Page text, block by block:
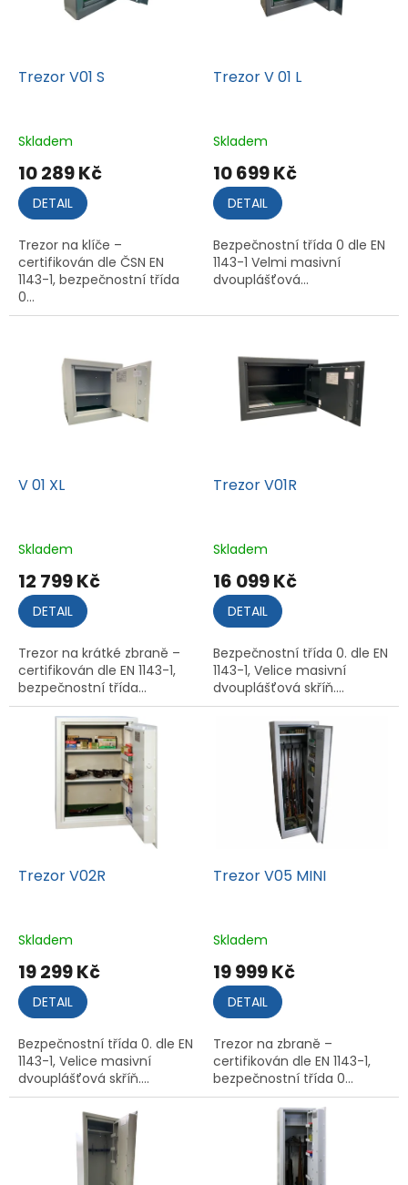
dTrezor V01 S
Skladem
10 289 Kč
DETAIL
Trezor na klíče –
certifikován dle ČSN EN
1143-1, bezpečnostní třída
0...
Trezor V 01 L
Skladem
10 699 Kč
DETAIL
Bezpečnostní třída 0 dle EN
1143-1 Velmi masivní
dvouplášťová...
V 01 XL
Skladem
12 799 Kč
DETAIL
Trezor na krátké zbraně –
certifikován dle EN 1143-1,
bezpečnostní třída...
Trezor V01R
Skladem
16 099 Kč
DETAIL
Bezpečnostní třída 0. dle EN
1143-1, Velice masivní
dvouplášťová skříň....
Trezor V02R
Skladem
19 299 Kč
DETAIL
Bezpečnostní třída 0. dle EN
1143-1, Velice masivní
dvouplášťová skříň....
Trezor V05 MINI
Skladem
19 999 Kč
DETAIL
Trezor na zbraně –
certifikován dle EN 1143-1,
bezpečnostní třída 0...